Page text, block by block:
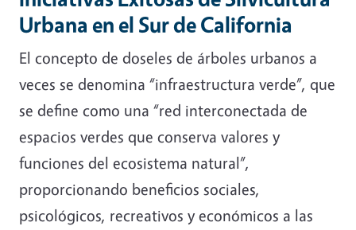
Urbana en el Sur de California
El concepto de doseles de árboles urbanos a
veces se denomina “infraestructura verde”, que
se define como una “red interconectada de
espacios verdes que conserva valores y
funciones del ecosistema natural”,
proporcionando beneficios sociales,
psicológicos, recreativos y económicos a las